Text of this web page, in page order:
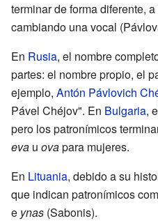
terminar de forma diferente,
cambiando una vocal
En Rusia, el nombre
partes: el nombre propio, el
ejemplo, Antón Pávlovich
Pável Chéjov". En Bulgaria,
pero los patronímicos
eva u ovapara mujeres.
En Lituania, debido a su
que indican patronímicos
e ynas (Sabonis).